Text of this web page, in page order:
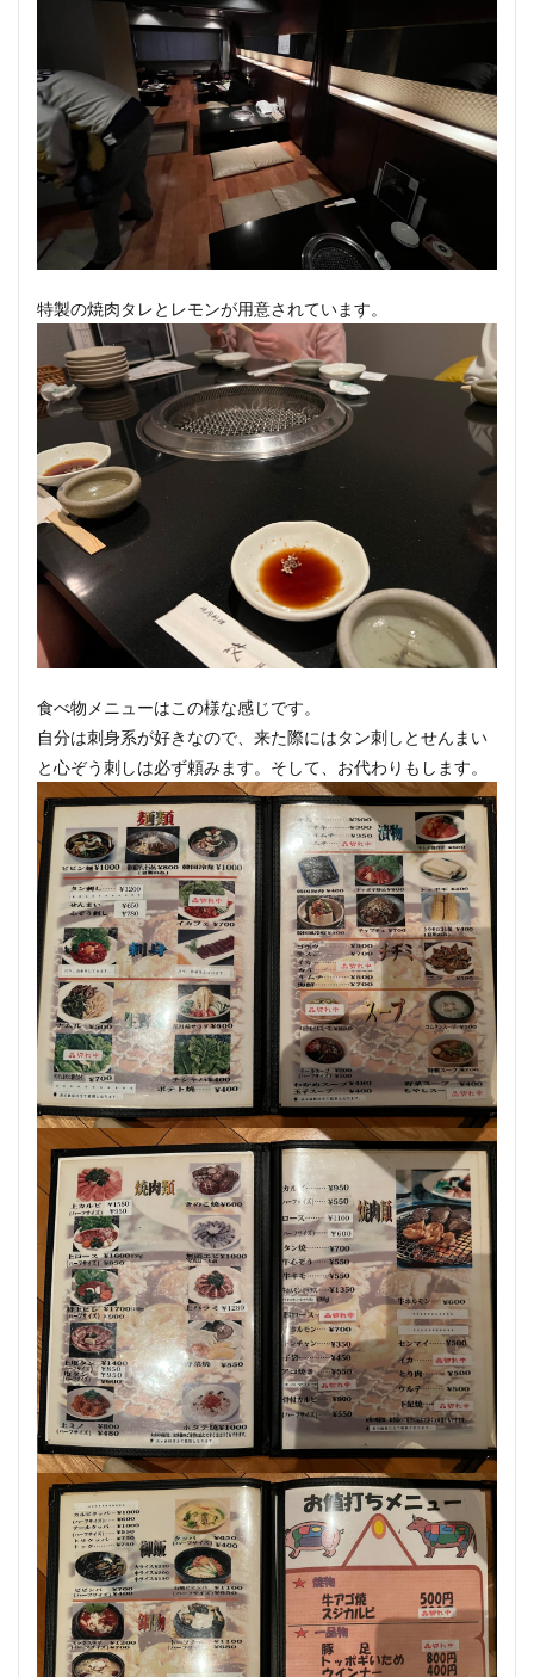
特製の焼肉タレとレモンが用意されています。
食べ物メニューはこの様な感じです。
自分は刺身系が好きなので、来た際にはタン刺しとせんまい
と心ぞう刺しは必ず頼みます。そして、お代わりもします。